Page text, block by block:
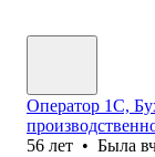
Оператор 1С,
56 лет • Была